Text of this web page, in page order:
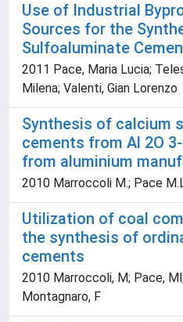
Use of Industrial
Sources for the
Sulfoaluminate
2011 Pace, Maria Lucia;
Milena; Valenti, Gian Lorenzo
Synthesis of calcium
cements from Al 2O
from aluminium
2010 Marroccoli M.; Pace
Utilization of coal
the synthesis of
cements
2010 Marroccoli, M; Pace,
Montagnaro, F